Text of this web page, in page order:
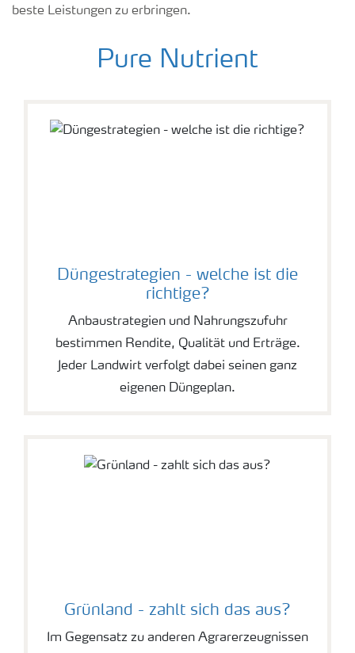
beste Leistungen zu erbringen.
Pure Nutrient
Düngestrategien - welche ist die
richtige?
Anbaustrategien und Nahrungszufuhr
bestimmen Rendite, Qualität und Erträge.
Jeder Landwirt verfolgt dabei seinen ganz
eigenen Düngeplan.
Grünland - zahlt sich das aus?
Im Gegensatz zu anderen Agrarerzeugnissen